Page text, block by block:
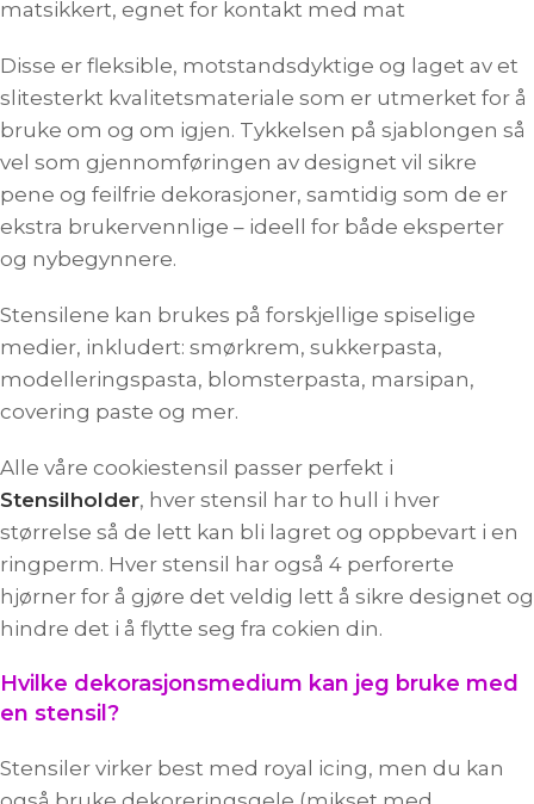
matsikkert, egnet for kontakt med mat
Disse er fleksible, motstandsdyktige og laget av et
slitesterkt kvalitetsmateriale som er utmerket for å
bruke om og om igjen. Tykkelsen på sjablongen så
vel som gjennomføringen av designet vil sikre
pene og feilfrie dekorasjoner, samtidig som de er
ekstra brukervennlige – ideell for både eksperter
og nybegynnere.
Stensilene kan brukes på forskjellige spiselige
medier, inkludert: smørkrem, sukkerpasta,
modelleringspasta, blomsterpasta, marsipan,
covering paste og mer.
Alle våre cookiestensil passer perfekt i
Stensilholder, hver stensil har to hull i hver
størrelse så de lett kan bli lagret og oppbevart i en
ringperm. Hver stensil har også 4 perforerte
hjørner for å gjøre det veldig lett å sikre designet og
hindre det i å flytte seg fra cokien din.
Hvilke dekorasjonsmedium kan jeg bruke med
en stensil?
Stensiler virker best med royal icing, men du kan